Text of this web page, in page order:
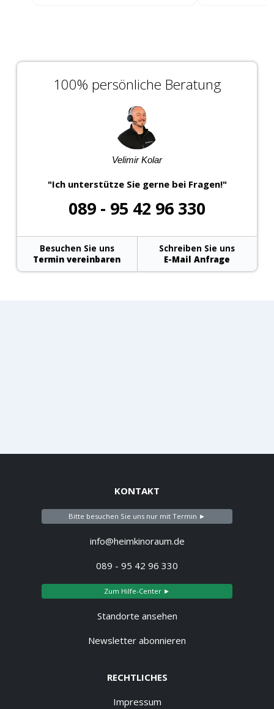
100% persönliche Beratung
Velimir Kolar
"Ich unterstütze Sie gerne bei Fragen!"
089 - 95 42 96 330
Besuchen Sie uns
Termin vereinbaren
Schreiben Sie uns
E-Mail Anfrage
KONTAKT
Bitte besuchen Sie uns nur mit Termin ►
info@heimkinoraum.de
089 - 95 42 96 330
Zum Hilfe-Center ►
Standorte ansehen
Newsletter abonnieren
RECHTLICHES
Impressum